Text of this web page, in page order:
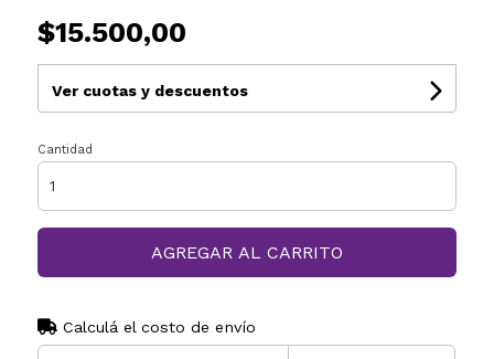
$15.500,00
Ver cuotas y descuentos
Cantidad
AGREGAR AL CARRITO
Calculá el costo de envío